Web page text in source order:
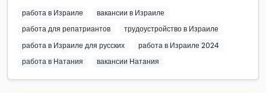
работа в Израиле
вакансии в Израиле
работа для репатриантов
трудоустройство в Израиле
работа в Израиле для русских
работа в Израиле 2024
работа в Натания
вакансии Натания